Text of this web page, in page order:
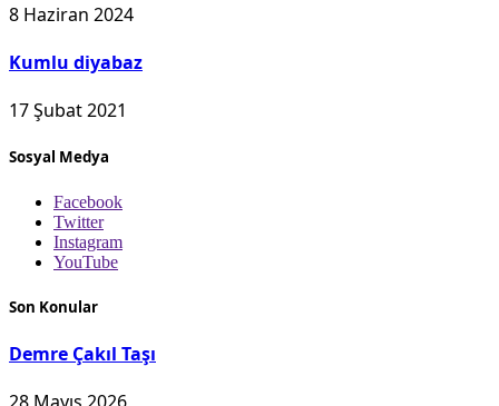
8 Haziran 2024
Kumlu diyabaz
17 Şubat 2021
Sosyal Medya
Facebook
Twitter
Instagram
YouTube
Son Konular
Demre Çakıl Taşı